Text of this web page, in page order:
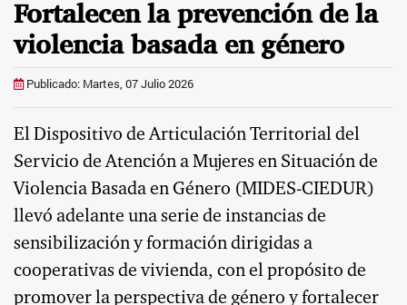
Fortalecen la prevención de la
violencia basada en género
Publicado: Martes, 07 Julio 2026
El Dispositivo de Articulación Territorial del
Servicio de Atención a Mujeres en Situación de
Violencia Basada en Género (MIDES-CIEDUR)
llevó adelante una serie de instancias de
sensibilización y formación dirigidas a
cooperativas de vivienda, con el propósito de
promover la perspectiva de género y fortalecer